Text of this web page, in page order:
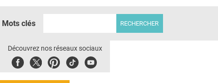
E-REVUE SAD
THÉMA
Mots clés
Découvrez nos réseaux sociaux
FacebookTwitterPinterest
TiktokYoubute